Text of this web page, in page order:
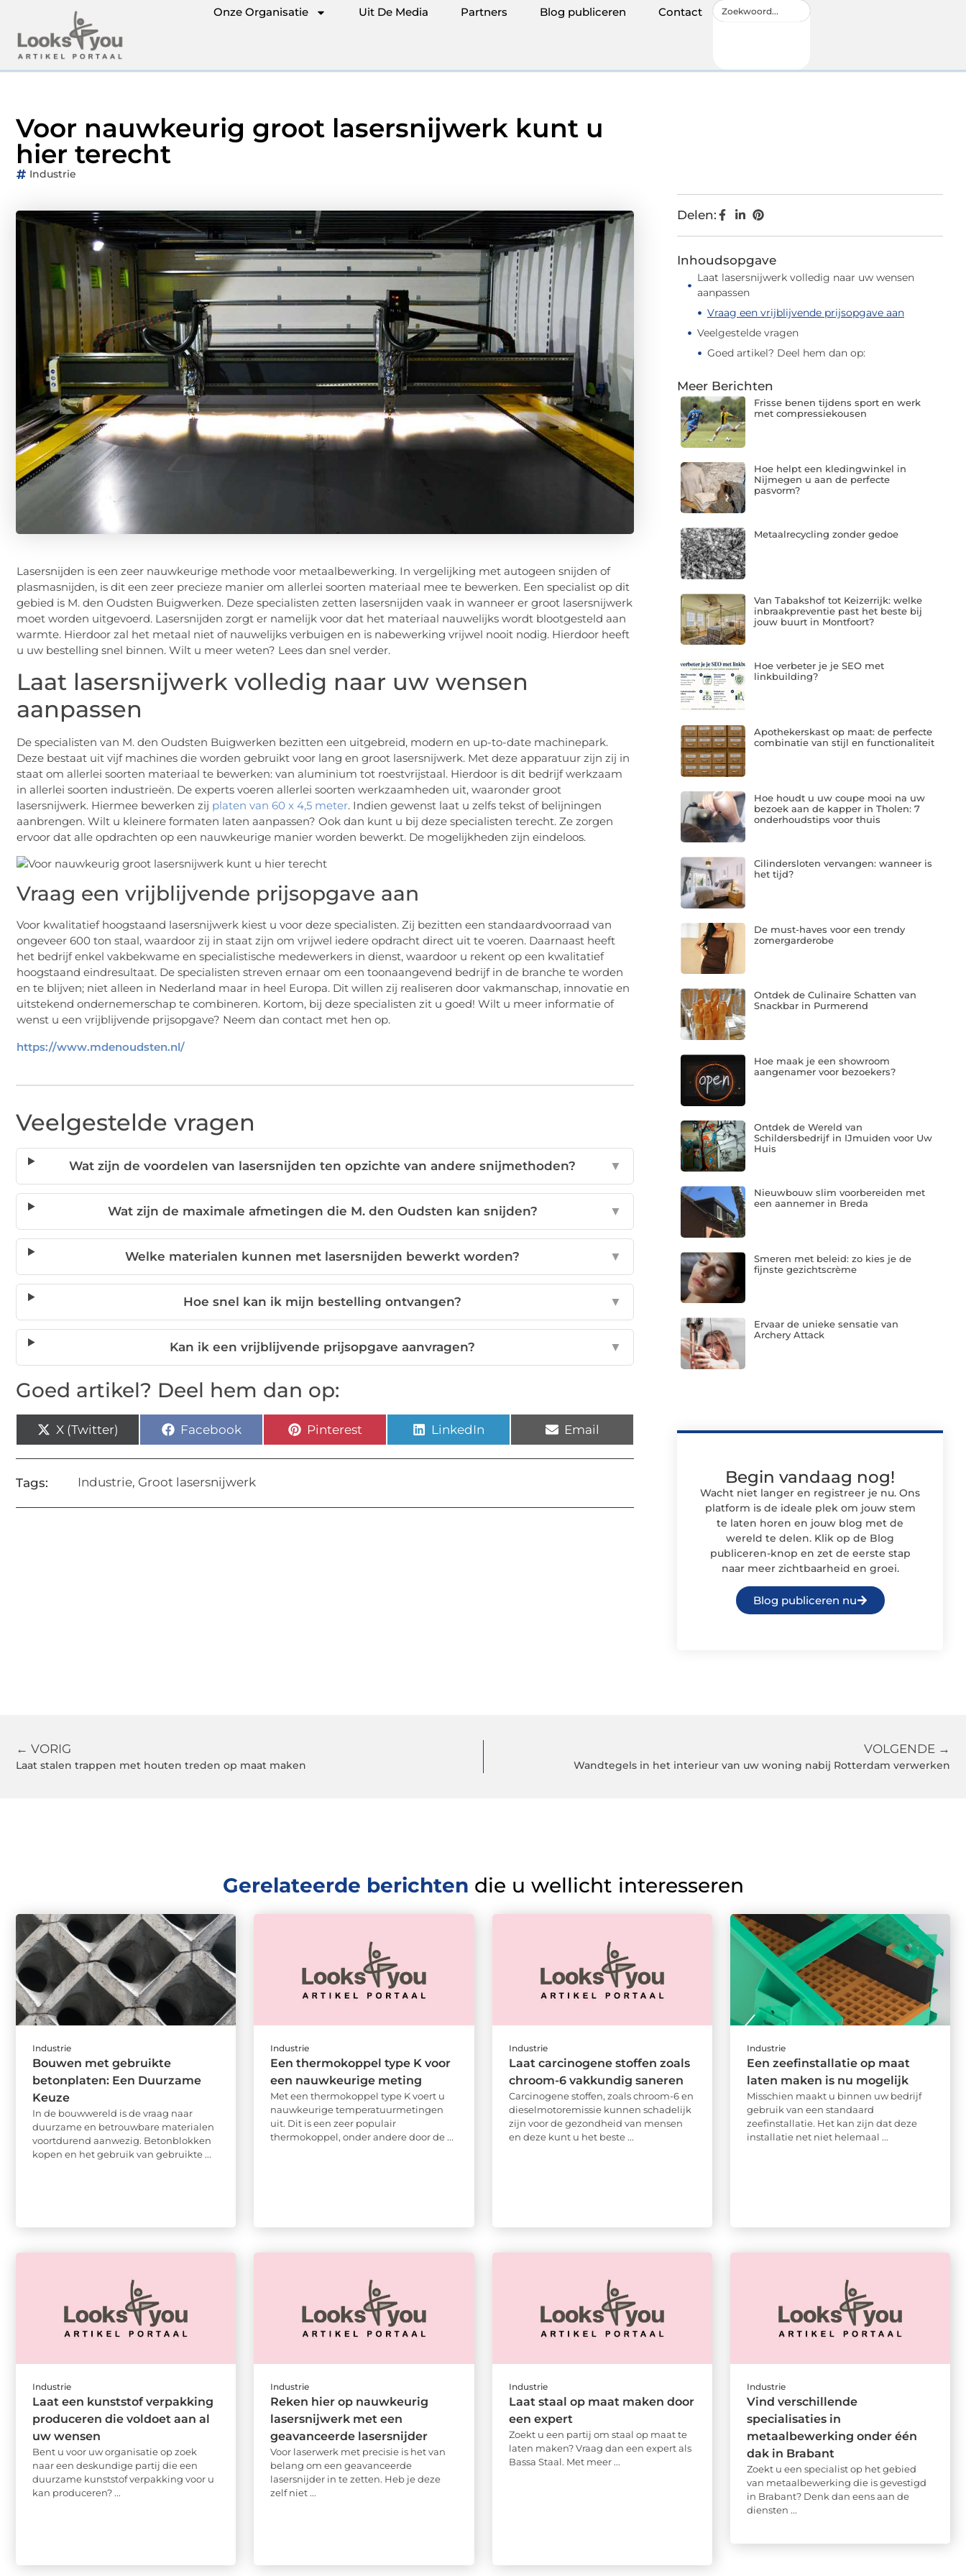
Onze Organisatie Uit De Media Partners Blog publiceren Contact
Voor nauwkeurig groot lasersnijwerk kunt u
hier terecht
Industrie
Lasersnijden is een zeer nauwkeurige methode voor metaalbewerking. In vergelijking met autogeen snijden of
plasmasnijden, is dit een zeer precieze manier om allerlei soorten materiaal mee te bewerken. Een specialist op dit
gebied is M. den Oudsten Buigwerken. Deze specialisten zetten lasersnijden vaak in wanneer er groot lasersnijwerk
moet worden uitgevoerd. Lasersnijden zorgt er namelijk voor dat het materiaal nauwelijks wordt blootgesteld aan
warmte. Hierdoor zal het metaal niet of nauwelijks verbuigen en is nabewerking vrijwel nooit nodig. Hierdoor heeft
u uw bestelling snel binnen. Wilt u meer weten? Lees dan snel verder.
Laat lasersnijwerk volledig naar uw wensen
aanpassen
De specialisten van M. den Oudsten Buigwerken bezitten een uitgebreid, modern en up-to-date machinepark.
Deze bestaat uit vijf machines die worden gebruikt voor lang en groot lasersnijwerk. Met deze apparatuur zijn zij in
staat om allerlei soorten materiaal te bewerken: van aluminium tot roestvrijstaal. Hierdoor is dit bedrijf werkzaam
in allerlei soorten industrieën. De experts voeren allerlei soorten werkzaamheden uit, waaronder groot
lasersnijwerk. Hiermee bewerken zij platen van 60 x 4,5 meter. Indien gewenst laat u zelfs tekst of belijningen
aanbrengen. Wilt u kleinere formaten laten aanpassen? Ook dan kunt u bij deze specialisten terecht. Ze zorgen
ervoor dat alle opdrachten op een nauwkeurige manier worden bewerkt. De mogelijkheden zijn eindeloos.
Vraag een vrijblijvende prijsopgave aan
Voor kwalitatief hoogstaand lasersnijwerk kiest u voor deze specialisten. Zij bezitten een standaardvoorraad van
ongeveer 600 ton staal, waardoor zij in staat zijn om vrijwel iedere opdracht direct uit te voeren. Daarnaast heeft
het bedrijf enkel vakbekwame en specialistische medewerkers in dienst, waardoor u rekent op een kwalitatief
hoogstaand eindresultaat. De specialisten streven ernaar om een toonaangevend bedrijf in de branche te worden
en te blijven; niet alleen in Nederland maar in heel Europa. Dit willen zij realiseren door vakmanschap, innovatie en
uitstekend ondernemerschap te combineren. Kortom, bij deze specialisten zit u goed! Wilt u meer informatie of
wenst u een vrijblijvende prijsopgave? Neem dan contact met hen op.
https://www.mdenoudsten.nl/
Veelgestelde vragen
Wat zijn de voordelen van lasersnijden ten opzichte van andere snijmethoden? ▼
Wat zijn de maximale afmetingen die M. den Oudsten kan snijden? ▼
Welke materialen kunnen met lasersnijden bewerkt worden? ▼
Hoe snel kan ik mijn bestelling ontvangen? ▼
Kan ik een vrijblijvende prijsopgave aanvragen? ▼
Goed artikel? Deel hem dan op:
X (Twitter) Facebook Pinterest LinkedIn Email
Tags: Industrie, Groot lasersnijwerk
Delen:
Inhoudsopgave
Laat lasersnijwerk volledig naar uw wensen
aanpassen
Vraag een vrijblijvende prijsopgave aan
Veelgestelde vragen
Goed artikel? Deel hem dan op:
Meer Berichten
Frisse benen tijdens sport en werk
met compressiekousen
Hoe helpt een kledingwinkel in
Nijmegen u aan de perfecte
pasvorm?
Metaalrecycling zonder gedoe
Van Tabakshof tot Keizerrijk: welke
inbraakpreventie past het beste bij
jouw buurt in Montfoort?
Hoe verbeter je je SEO met
linkbuilding?
Apothekerskast op maat: de perfecte
combinatie van stijl en functionaliteit
Hoe houdt u uw coupe mooi na uw
bezoek aan de kapper in Tholen: 7
onderhoudstips voor thuis
Cilindersloten vervangen: wanneer is
het tijd?
De must-haves voor een trendy
zomergarderobe
Ontdek de Culinaire Schatten van
Snackbar in Purmerend
Hoe maak je een showroom
aangenamer voor bezoekers?
Ontdek de Wereld van
Schildersbedrijf in IJmuiden voor Uw
Huis
Nieuwbouw slim voorbereiden met
een aannemer in Breda
Smeren met beleid: zo kies je de
fijnste gezichtscrème
Ervaar de unieke sensatie van
Archery Attack
Begin vandaag nog!
Wacht niet langer en registreer je nu. Ons
platform is de ideale plek om jouw stem
te laten horen en jouw blog met de
wereld te delen. Klik op de Blog
publiceren-knop en zet de eerste stap
naar meer zichtbaarheid en groei.
Blog publiceren nu
← VORIG
Laat stalen trappen met houten treden op maat maken
VOLGENDE →
Wandtegels in het interieur van uw woning nabij Rotterdam verwerken
Gerelateerde berichten die u wellicht interesseren
Industrie
Bouwen met gebruikte
betonplaten: Een Duurzame
Keuze
In de bouwwereld is de vraag naar
duurzame en betrouwbare materialen
voortdurend aanwezig. Betonblokken
kopen en het gebruik van gebruikte ...
Industrie
Een thermokoppel type K voor
een nauwkeurige meting
Met een thermokoppel type K voert u
nauwkeurige temperatuurmetingen
uit. Dit is een zeer populair
thermokoppel, onder andere door de ...
Industrie
Laat carcinogene stoffen zoals
chroom-6 vakkundig saneren
Carcinogene stoffen, zoals chroom-6 en
dieselmotoremissie kunnen schadelijk
zijn voor de gezondheid van mensen
en deze kunt u het beste ...
Industrie
Een zeefinstallatie op maat
laten maken is nu mogelijk
Misschien maakt u binnen uw bedrijf
gebruik van een standaard
zeefinstallatie. Het kan zijn dat deze
installatie net niet helemaal ...
Industrie
Laat een kunststof verpakking
produceren die voldoet aan al
uw wensen
Bent u voor uw organisatie op zoek
naar een deskundige partij die een
duurzame kunststof verpakking voor u
kan produceren? ...
Industrie
Reken hier op nauwkeurig
lasersnijwerk met een
geavanceerde lasersnijder
Voor laserwerk met precisie is het van
belang om een geavanceerde
lasersnijder in te zetten. Heb je deze
zelf niet ...
Industrie
Laat staal op maat maken door
een expert
Zoekt u een partij om staal op maat te
laten maken? Vraag dan een expert als
Bassa Staal. Met meer ...
Industrie
Vind verschillende
specialisaties in
metaalbewerking onder één
dak in Brabant
Zoekt u een specialist op het gebied
van metaalbewerking die is gevestigd
in Brabant? Denk dan eens aan de
diensten ...